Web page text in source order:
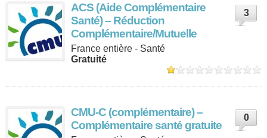
ACS (Aide Complémentaire
Santé) – Réduction
Complémentaire/Mutuelle
3
France entière - Santé
Gratuité
CMU-C (complémentaire) –
Complémentaire santé gratuite
0